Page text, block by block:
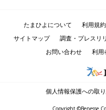
たまひよについて 利用規約
サイトマップ
調査・プレスリ
お問い合わせ
利用
個人情報保護への取